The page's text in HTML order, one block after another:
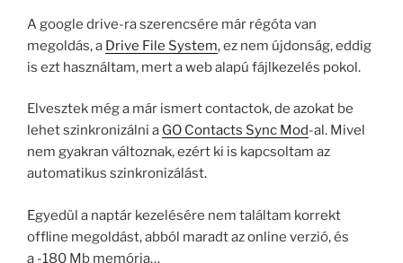
A google drive-ra szerencsére már régóta van
megoldás, a Drive File System, ez nem újdonság, eddig
is ezt használtam, mert a web alapú fájlkezelés pokol.
Elvesztek még a már ismert contactok, de azokat be
lehet szinkronizálni a GO Contacts Sync Mod-al. Mivel
nem gyakran változnak, ezért ki is kapcsoltam az
automatikus szinkronizálást.
Egyedül a naptár kezelésére nem találtam korrekt
offline megoldást, abból maradt az online verzió, és
a -180 Mb memória…